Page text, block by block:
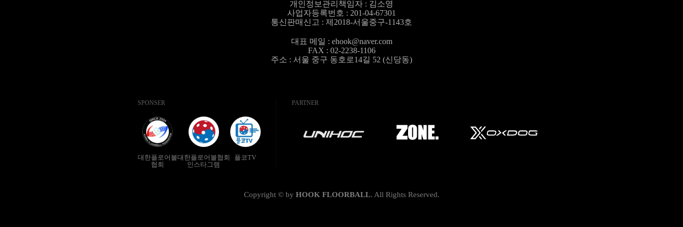
개인정보관리책임자 : 김소영
사업자등록번호 : 201-04-67301
통신판매신고 : 제2018-서울중구-1143호
대표 메일 : ehook@naver.com
FAX : 02-2238-1106
주소 : 서울 중구 동호로14길 52 (신당동)
SPONSER
대한플로어볼
협회
대한플로어볼협회
인스타그램
플코TV
PARTNER
Copyright © by HOOK FLOORBALL. All Rights Reserved.